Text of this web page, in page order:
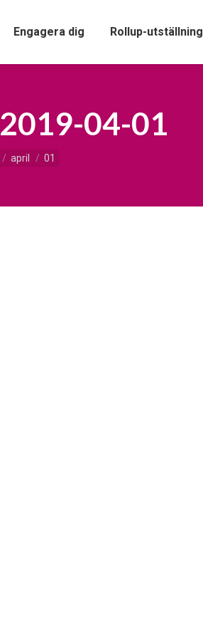
Engagera dig Rollup-utställning
2019-04-01
april 01